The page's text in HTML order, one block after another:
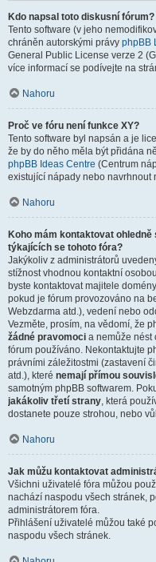
Kdo napsal toto diskusní fórum?
Tento software (v jeho
chráněn autorskými právy phpBB
General Public License verze 2
více informací se podívejte na
Nahoru
Proč ve fóru není funkce XY?
Tento software byl napsán a je
že by do něho měla být přidána
phpBB Ideas Centre (Centrum
existující nápady nebo navrhnout
Nahoru
Koho mám kontaktovat
týkajících se tohoto fóra?
Jakýkoliv z administrátorů
stížnost vhodnou kontaktní
byste kontaktovat majitele
pokud je fórum provozováno na
Webzdarma atd.), vedení nebo
Vezměte, prosím, na vědomí, že
žádné pravomoci a nemůže nést
fórum používáno. Nekontaktujte
právními záležitostmi (zastavení
atd.), které nemají přímou
samotným phpBB softwarem.
jakákoliv třetí strany, která
dostanete pouze strohou, nebo
Nahoru
Jak můžu kontaktovat
Všichni uživatelé fóra můžou
nachází naspodu všech stránek,
administrátorem fóra.
Přihlášení uživatelé můžou také
naspodu všech stránek.